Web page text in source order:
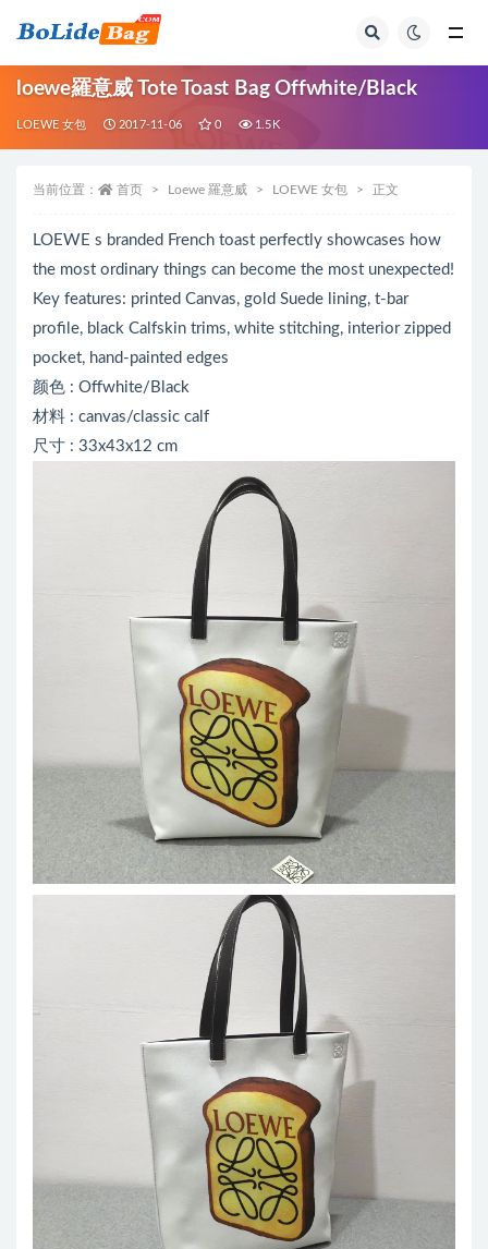
loewe羅意威 Tote Toast Bag Offwhite/Black
LOEWE 女包 2017-11-06 0 1.5K
当前位置： 首页 Loewe 羅意威 LOEWE 女包 正文
LOEWE s branded French toast perfectly showcases how
the most ordinary things can become the most unexpected!
Key features: printed Canvas, gold Suede lining, t-bar
profile, black Calfskin trims, white stitching, interior zipped
pocket, hand-painted edges
颜色 : Offwhite/Black
材料 : canvas/classic calf
尺寸 : 33x43x12 cm